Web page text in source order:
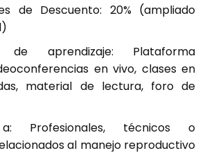
de Descuento: 20% (ampliado
de aprendizaje: Plataforma
en vivo, clases en
material de lectura, foro de
Profesionales, técnicos o
al manejo reproductivo